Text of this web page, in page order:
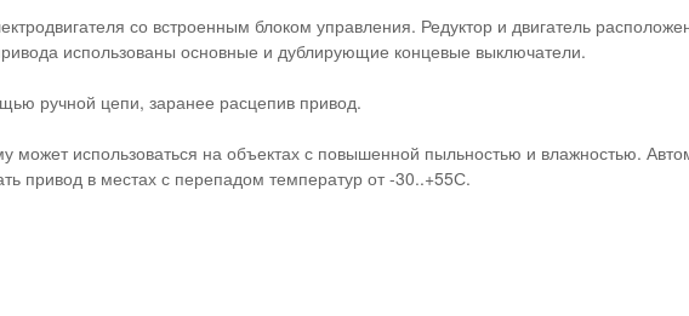
со встроенным блоком управления. Редуктор и двигатель
использованы основные и дублирующие концевые выключатели.
ручной цепи, заранее расцепив привод.
использоваться на объектах с повышенной пыльностью и влажностью.
привод в местах с перепадом температур от -30..+55С.